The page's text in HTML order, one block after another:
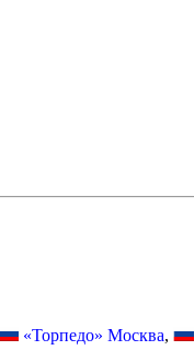
«Торпедо» Москва,